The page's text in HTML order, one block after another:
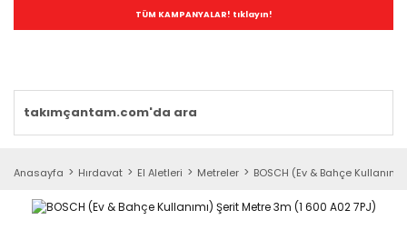
TÜM KAMPANYALAR! tıklayın!
Anasayfa Hırdavat El Aletleri Metreler BOSCH (Ev & Bahçe